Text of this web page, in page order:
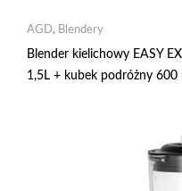
AGD, Blendery
Blender kielichowy EASY
1,5L + kubek podróżny 600